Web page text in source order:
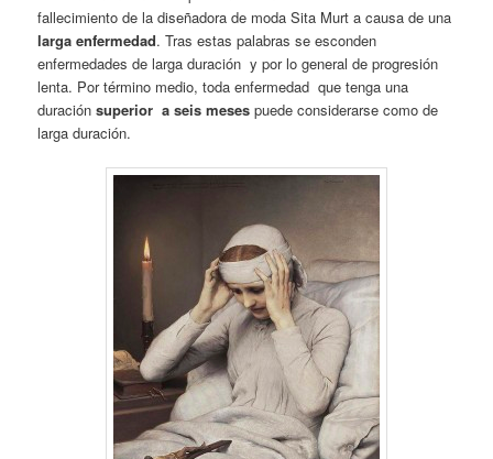
fallecimiento de la diseñadora de moda Sita Murt a causa de una
larga enfermedad. Tras estas palabras se esconden
enfermedades de larga duración y por lo general de progresión
lenta. Por término medio, toda enfermedad que tenga una
duraciónsuperior a seis meses puede considerarse como de
larga duración.